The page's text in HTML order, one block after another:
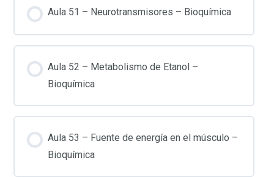
Aula 51 – Neurotransmisores – Bioquímica
Aula 52 – Metabolismo de Etanol –
Bioquímica
Aula 53 – Fuente de energía en el músculo –
Bioquímica